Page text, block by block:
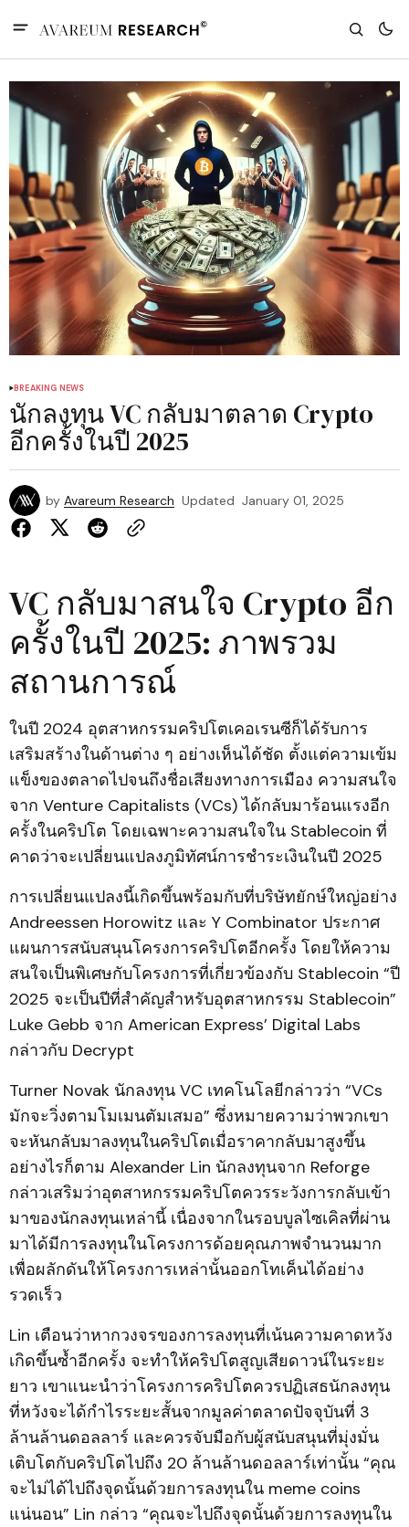
BREAKING NEWS
นักลงทุน VC กลับมาตลาด Crypto
อีกครั้งในปี 2025
by Avareum Research Updated January 01, 2025
VC กลับมาสนใจ Crypto อีก
ครั้งในปี 2025: ภาพรวม
สถานการณ์
ในปี 2024 อุตสาหกรรมคริปโตเคอเรนซีก็ได้รับการ
เสริมสร้างในด้านต่าง ๆ อย่างเห็นได้ชัด ตั้งแต่ความเข้ม
แข็งของตลาดไปจนถึงชื่อเสียงทางการเมือง ความสนใจ
จาก Venture Capitalists (VCs) ได้กลับมาร้อนแรงอีก
ครั้งในคริปโต โดยเฉพาะความสนใจใน Stablecoin ที่
คาดว่าจะเปลี่ยนแปลงภูมิทัศน์การชำระเงินในปี 2025
การเปลี่ยนแปลงนี้เกิดขึ้นพร้อมกับที่บริษัทยักษ์ใหญ่อย่าง
Andreessen Horowitz และ Y Combinator ประกาศ
แผนการสนับสนุนโครงการคริปโตอีกครั้ง โดยให้ความ
สนใจเป็นพิเศษกับโครงการที่เกี่ยวข้องกับ Stablecoin “ปี
2025 จะเป็นปีที่สำคัญสำหรับอุตสาหกรรม Stablecoin”
Luke Gebb จาก American Express’ Digital Labs
กล่าวกับ Decrypt
Turner Novak นักลงทุน VC เทคโนโลยีกล่าวว่า “VCs
มักจะวิ่งตามโมเมนตัมเสมอ” ซึ่งหมายความว่าพวกเขา
จะหันกลับมาลงทุนในคริปโตเมื่อราคากลับมาสูงขึ้น
อย่างไรก็ตาม Alexander Lin นักลงทุนจาก Reforge
กล่าวเสริมว่าอุตสาหกรรมคริปโตควรระวังการกลับเข้า
มาของนักลงทุนเหล่านี้ เนื่องจากในรอบบูลไซเคิลที่ผ่าน
มาได้มีการลงทุนในโครงการด้อยคุณภาพจำนวนมาก
เพื่อผลักดันให้โครงการเหล่านั้นออกโทเค็นได้อย่าง
รวดเร็ว
Lin เตือนว่าหากวงจรของการลงทุนที่เน้นความคาดหวัง
เกิดขึ้นซ้ำอีกครั้ง จะทำให้คริปโตสูญเสียดาวน์ในระยะ
ยาว เขาแนะนำว่าโครงการคริปโตควรปฏิเสธนักลงทุน
ที่หวังจะได้กำไรระยะสั้นจากมูลค่าตลาดปัจจุบันที่ 3
ล้านล้านดอลลาร์ และควรจับมือกับผู้สนับสนุนที่มุ่งมั่น
เติบโตกับคริปโตไปถึง 20 ล้านล้านดอลลาร์เท่านั้น “คุณ
จะไม่ได้ไปถึงจุดนั้นด้วยการลงทุนใน meme coins
แน่นอน” Lin กล่าว “คุณจะไปถึงจุดนั้นด้วยการลงทุนใน